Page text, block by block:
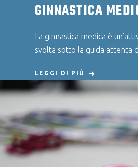
GINNASTICA
La ginnastica medica è
svolta sotto la guida attenta d
LEGGI DI PIÙ